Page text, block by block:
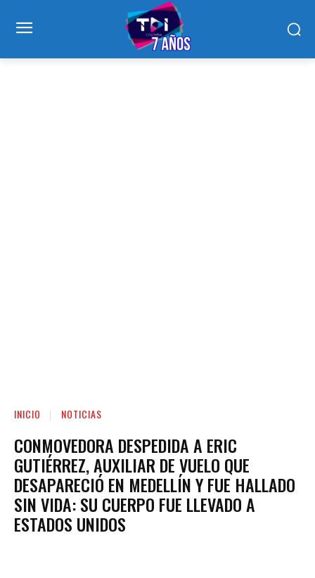
INICIO NOTICIAS
CONMOVEDORA DESPEDIDA A ERIC
GUTIÉRREZ, AUXILIAR DE VUELO QUE
DESAPARECIÓ EN MEDELLÍN Y FUE HALLADO
SIN VIDA: SU CUERPO FUE LLEVADO A
ESTADOS UNIDOS